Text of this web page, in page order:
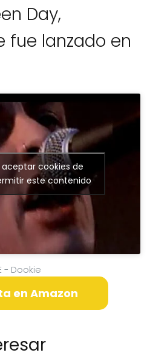
Day,
fue lanzado en
cookies de
este contenido
- Dookie
en Amazon